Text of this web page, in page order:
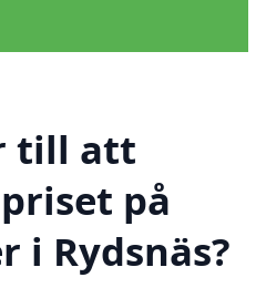
till att
på
i Rydsnäs?